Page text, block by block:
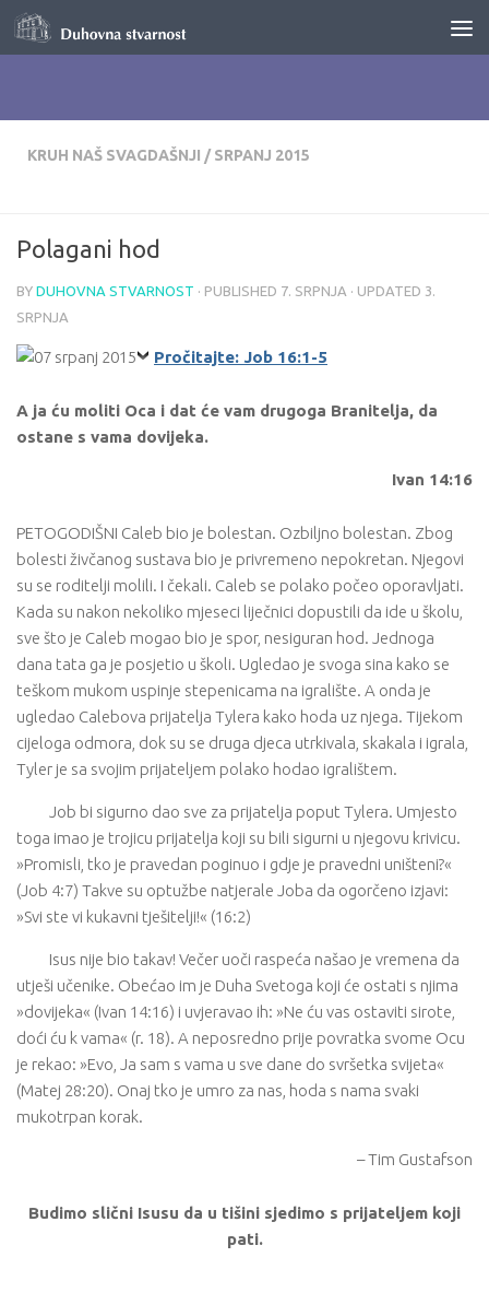
Skip to content
KRUH NAŠ SVAGDAŠNJI / SRPANJ 2015
Polagani hod
BY DUHOVNA STVARNOST · PUBLISHED 7. SRPNJA · UPDATED 3.
SRPNJA
Pročitajte: Job 16:1-5
A ja ću moliti Oca i dat će vam drugoga Branitelja, da
ostane s vama dovijeka.
Ivan 14:16
PETOGODIŠNI Caleb bio je bolestan. Ozbiljno bolestan. Zbog
bolesti živčanog sustava bio je privremeno nepokretan. Njegovi
su se roditelji molili. I čekali. Caleb se polako počeo oporavljati.
Kada su nakon nekoliko mjeseci liječnici dopustili da ide u školu,
sve što je Caleb mogao bio je spor, nesiguran hod. Jednoga
dana tata ga je posjetio u školi. Ugledao je svoga sina kako se
teškom mukom uspinje stepenicama na igralište. A onda je
ugledao Calebova prijatelja Tylera kako hoda uz njega. Tijekom
cijeloga odmora, dok su se druga djeca utrkivala, skakala i igrala,
Tyler je sa svojim prijateljem polako hodao igralištem.
Job bi sigurno dao sve za prijatelja poput Tylera. Umjesto
toga imao je trojicu prijatelja koji su bili sigurni u njegovu krivicu.
»Promisli, tko je pravedan poginuo i gdje je pravedni uništeni?«
(Job 4:7) Takve su optužbe natjerale Joba da ogorčeno izjavi:
»Svi ste vi kukavni tješitelji!« (16:2)
Isus nije bio takav! Večer uoči raspeća našao je vremena da
utješi učenike. Obećao im je Duha Svetoga koji će ostati s njima
»dovijeka« (Ivan 14:16) i uvjeravao ih: »Ne ću vas ostaviti sirote,
doći ću k vama« (r. 18). A neposredno prije povratka svome Ocu
je rekao: »Evo, Ja sam s vama u sve dane do svršetka svijeta«
(Matej 28:20). Onaj tko je umro za nas, hoda s nama svaki
mukotrpan korak.
– Tim Gustafson
Budimo slični Isusu da u tišini sjedimo s prijateljem koji
pati.